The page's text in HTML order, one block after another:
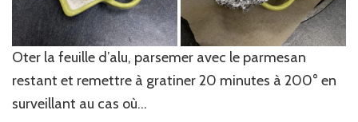
Oter la feuille d’alu, parsemer avec le parmesan
restant et remettre à gratiner 20 minutes à 200° en
surveillant au cas où…